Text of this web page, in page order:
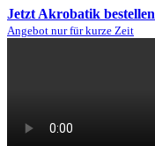
Jetzt Akrobatik bestellen
Angebot nur für kurze Zeit